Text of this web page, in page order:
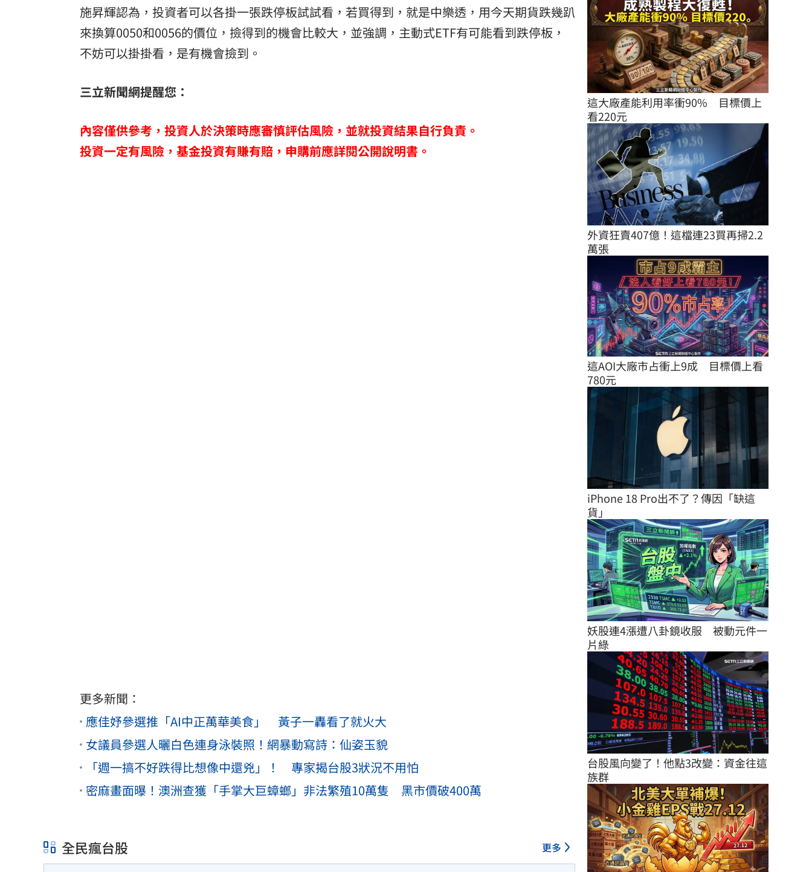
施昇輝認為，投資者可以各掛一張跌停板試試看，若買得到，就是中樂透，用今天期貨跌幾趴
來換算0050和0056的價位，撿得到的機會比較大，並強調，主動式ETF有可能看到跌停板，
不妨可以掛掛看，是有機會撿到。
三立新聞網提醒您：
內容僅供參考，投資人於決策時應審慎評估風險，並就投資結果自行負責。
投資一定有風險，基金投資有賺有賠，申購前應詳閱公開說明書。
更多新聞：
應佳妤參選推「AI中正萬華美食」 黃子一轟看了就火大
女議員參選人曬白色連身泳裝照！網暴動寫詩：仙姿玉貌
「週一搞不好跌得比想像中還兇」！ 專家揭台股3狀況不用怕
密麻畫面曝！澳洲查獲「手掌大巨蟑螂」非法繁殖10萬隻 黑市價破400萬
全民瘋台股 更多
這大廠產能利用率衝90%　目標價上
看220元
外資狂賣407億！這檔連23買再掃2.2
萬張
這AOI大廠市占衝上9成　目標價上看
780元
iPhone 18 Pro出不了？傳因「缺這
貨」
妖股連4漲遭八卦鏡收服　被動元件一
片綠
台股風向變了！他點3改變：資金往這
族群